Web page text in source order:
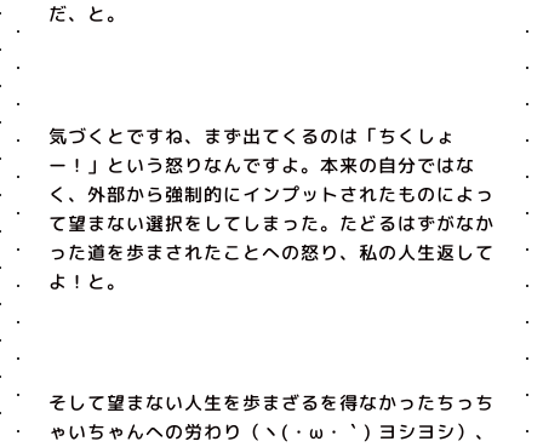
だ、と。
気づくとですね、まず出てくるのは「ちくしょ
ー！」という怒りなんですよ。本来の自分ではな
く、外部から強制的にインプットされたものによっ
て望まない選択をしてしまった。たどるはずがなか
った道を歩まされたことへの怒り、私の人生返して
よ！と。
そして望まない人生を歩まざるを得なかったちっち
ゃいちゃんへの労わり（丶(・ω・｀) ヨシヨシ）、